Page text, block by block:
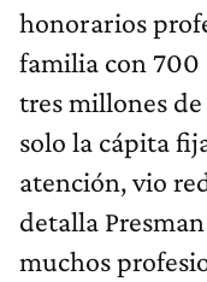
honorarios
familia con 700
tres millones
solo la cápita
atención, vio
detalla
muchos